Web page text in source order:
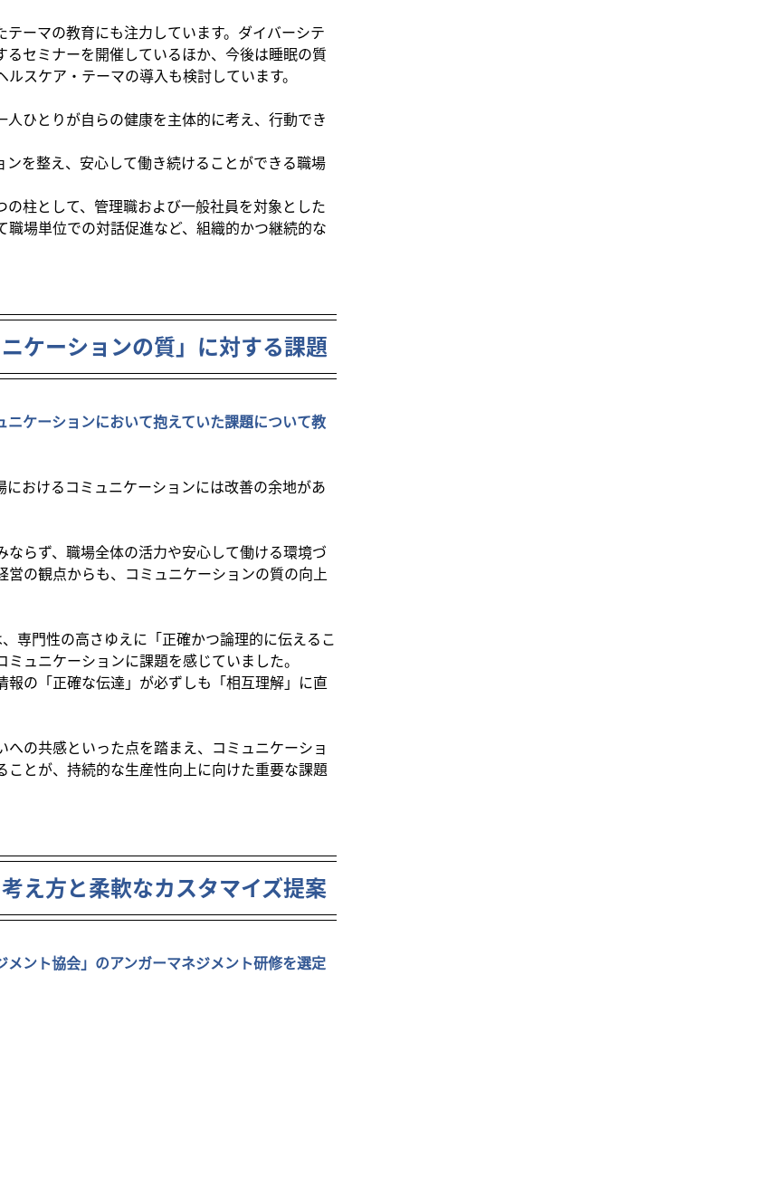
ーマの教育にも注力しています。ダイバーシテ
セミナーを開催しているほか、今後は睡眠の質
ルスケア・テーマの導入も検討しています。
ひとりが自らの健康を主体的に考え、行動でき
を整え、安心して働き続けることができる職場
柱として、管理職および一般社員を対象とした
場単位での対話促進など、組織的かつ継続的な
ケーションの質」に対する課題
ケーションにおいて抱えていた課題について教
おけるコミュニケーションには改善の余地があ
らず、職場全体の活力や安心して働ける環境づ
の観点からも、コミュニケーションの質の向上
専門性の高さゆえに「正確かつ論理的に伝えるこ
ュニケーションに課題を感じていました。
の「正確な伝達」が必ずしも「相互理解」に直
の共感といった点を踏まえ、コミュニケーショ
とが、持続的な生産性向上に向けた重要な課題
え方と柔軟なカスタマイズ提案
ント協会」のアンガーマネジメント研修を選定